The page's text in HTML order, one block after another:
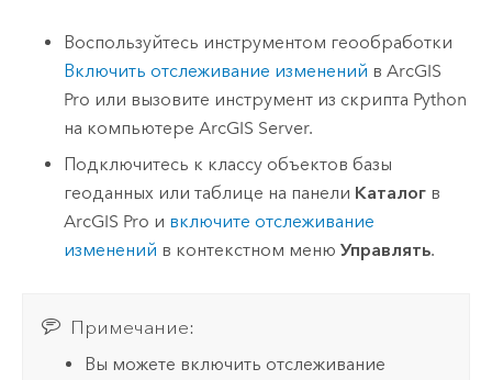
Воспользуйтесь инструментом геообработки
Включить отслеживание изменений вArcGIS
Pro или вызовите инструмент из скрипта Python
на компьютереArcGIS Server.
Подключитесь к классу объектов базы
геоданных или таблице на панели Каталог в
ArcGIS Pro и включите отслеживание
изменений в контекстном менюУправлять.
Примечание:
Вы можете включить отслеживание